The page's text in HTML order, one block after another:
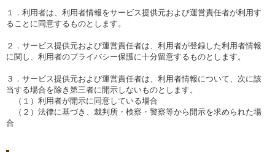
１．利用者は、利用者情報をサービス提供元および運営責任者が利用す
ることに同意するものとします。
２．サービス提供元および運営責任者は、利用者が登録した利用者情報
に関し、利用者のプライバシー保護に十分留意するものとします。
３．サービス提供元および運営責任者は、利用者情報について、次に該
当する場合を除き第三者に開示しないものとします。
（１）利用者が開示に同意している場合
（２）法律に基づき、裁判所・検察・警察等から開示を求められた場
合